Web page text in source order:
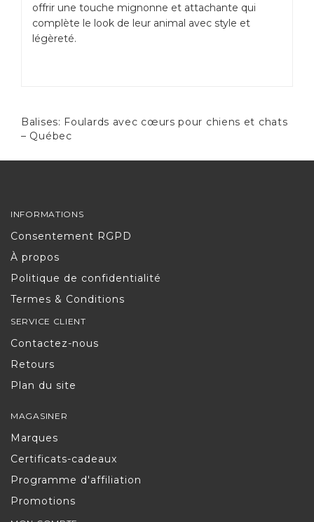
offrir une touche mignonne et attachante qui
complète le look de leur animal avec style et
légèreté.
Balises: Foulards avec cœurs pour chiens et chats
– Québec
INFORMATIONS
Consentement RGPD
À propos
Politique de confidentialité
Termes & Conditions
SERVICE CLIENT
Contactez-nous
Retours
Plan du site
MAGASINER
Marques
Certificats-cadeaux
Programme d'affiliation
Promotions